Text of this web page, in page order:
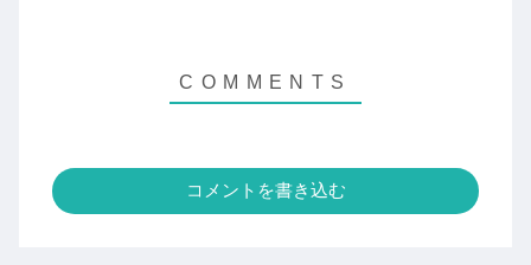
コメントを書き込む